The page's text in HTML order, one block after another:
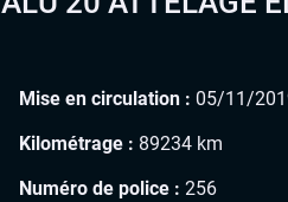
Mise en circulation : 05/11/
Kilométrage : 89234 km
Numéro de police : 256